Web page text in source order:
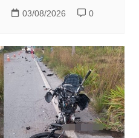
03/08/2026 0